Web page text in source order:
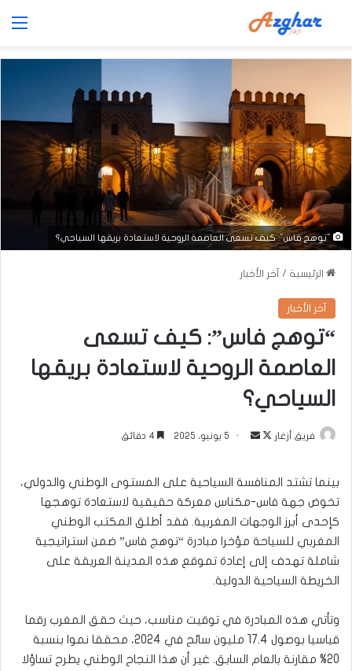
"توهج فاس": كيف تسعى العاصمة الروحية لاستعادة بريقها السياحي؟
الرئيسية / آخر الأخبار
آخر الأخبار
“توهج فاس”: كيف تسعى
العاصمة الروحية لاستعادة بريقها
السياحي؟
فريق أزغار
تابعأرسل
5 يونيو، 2025
بينما تشتد المنافسة السياحية على المستوى الوطني والدولي،
تخوض جهة فاس-مكناس معركة حقيقية لاستعادة توهجها
كإحدى أبرز الوجهات المغربية. فقد أطلق المكتب الوطني
المغربي للسياحة مؤخرا مبادرة “توهج فاس” ضمن استراتيجية
شاملة تهدف إلى إعادة تموقع هذه المدينة العريقة على
الخريطة السياحية الدولية.
وتأتي هذه المبادرة في توقيت مناسب، حيث حقق المغرب رقما
قياسيا بوصول 17.4 مليون سائح في 2024، محققا نموا بنسبة
20% مقارنة بالعام السابق. غير أن هذا النجاح الوطني يطرح تساؤلا